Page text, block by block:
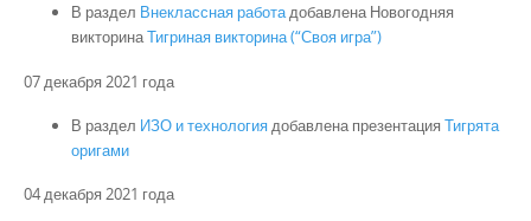
В раздел Внеклассная работадобавлена Новогодняя
викторинаТигриная викторина (“Своя игра”)
07 декабря 2021 года
В раздел ИЗО и технологиядобавлена презентация Тигрята
оригами
04 декабря 2021 года